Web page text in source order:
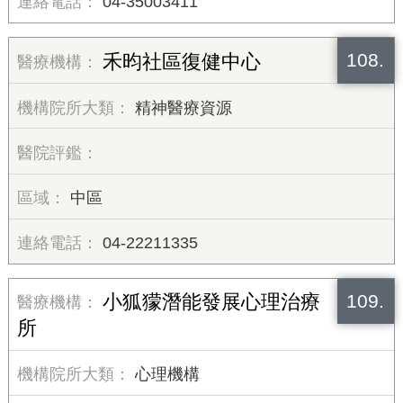
108.
禾昀社區復健中心
精神醫療資源
中區
04-22211335
109.
小狐獴潛能發展心理治療
所
心理機構